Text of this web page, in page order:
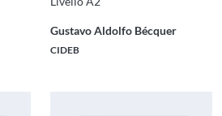
Gustavo Aldolfo Bécquer
CIDEB